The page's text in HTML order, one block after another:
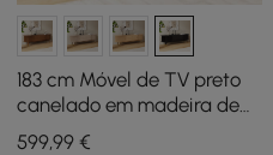
183 cm Móvel de TV preto
canelado em madeira de
freixo com arrumação
599,99 €